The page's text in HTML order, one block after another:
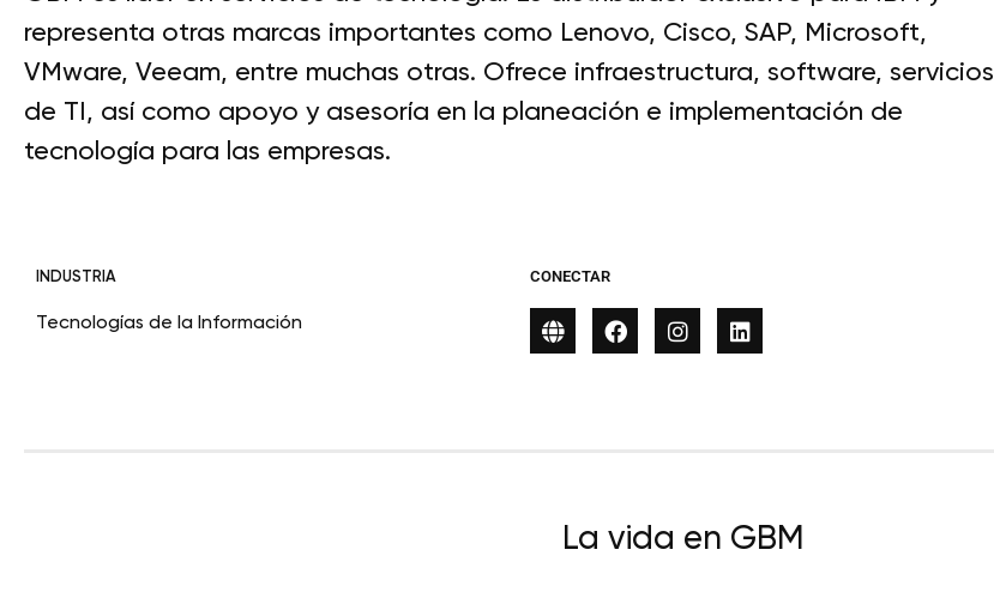
representa otras marcas importantes como Lenovo, Cisco, SAP, Microsoft,
VMware, Veeam, entre muchas otras. Ofrece infraestructura, software, servicios
de TI, así como apoyo y asesoría en la planeación e implementación de
tecnología para las empresas.
INDUSTRIA
Tecnologías de la Información
CONECTAR
La vida en GBM